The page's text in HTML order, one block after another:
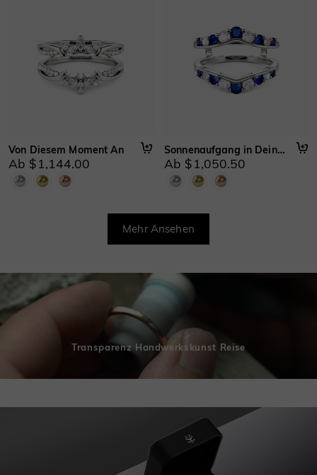
Von Diesem Moment An
Ab $1,144.00
Sonnenaufgang in Deinen Augen
Ab $1,050.50
Mehr Ansehen
Transparenz Handwerkskunst Reise